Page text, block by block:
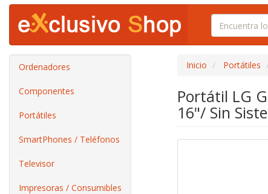
Ordenadores
Componentes
Portátiles
SmartPhones / Teléfonos
Televisor
Impresoras / Consumibles
Inicio Portátiles
Portátil LG
16"/ Sin